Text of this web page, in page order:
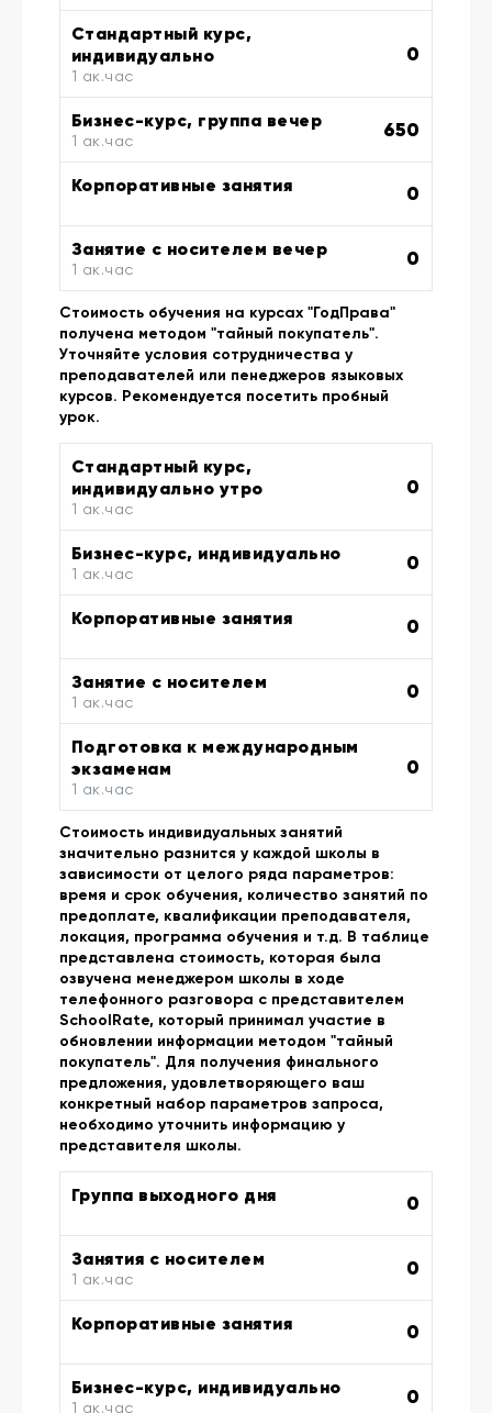
Стандартный курс,
индивидуально
1 ак.час
0
Бизнес-курс, группа вечер
1 ак.час 650
Корпоративные занятия 0
Занятие с носителем вечер
1 ак.час 0
Стоимость обучения на курсах "ГодПрава"
получена методом "тайный покупатель".
Уточняйте условия сотрудничества у
преподавателей или пенеджеров языковых
курсов. Рекомендуется посетить пробный
урок.
Стандартный курс,
индивидуально утро
1 ак.час
0
Бизнес-курс, индивидуально
1 ак.час 0
Корпоративные занятия 0
Занятие с носителем
1 ак.час 0
Подготовка к международным
экзаменам
1 ак.час
0
Стоимость индивидуальных занятий
значительно разнится у каждой школы в
зависимости от целого ряда параметров:
время и срок обучения, количество занятий по
предоплате, квалификации преподавателя,
локация, программа обучения и т.д. В таблице
представлена стоимость, которая была
озвучена менеджером школы в ходе
телефонного разговора с представителем
SchoolRate, который принимал участие в
обновлении информации методом "тайный
покупатель". Для получения финального
предложения, удовлетворяющего ваш
конкретный набор параметров запроса,
необходимо уточнить информацию у
представителя школы.
Группа выходного дня 0
Занятия с носителем
1 ак.час 0
Корпоративные занятия 0
Бизнес-курс, индивидуально
1 ак.час 0